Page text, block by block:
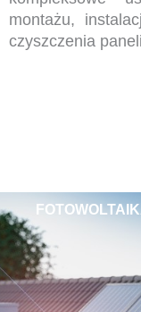
montażu,
czyszczenia